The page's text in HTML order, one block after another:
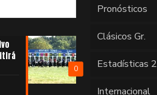
0
Pronósticos
Clásicos Gr.
Estadísticas
Internacional